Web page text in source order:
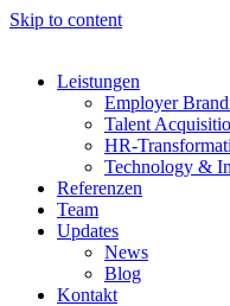
Skip to content
Leistungen
Employer
Talent
HR-
Technology &
Referenzen
Team
Updates
News
Blog
Kontakt